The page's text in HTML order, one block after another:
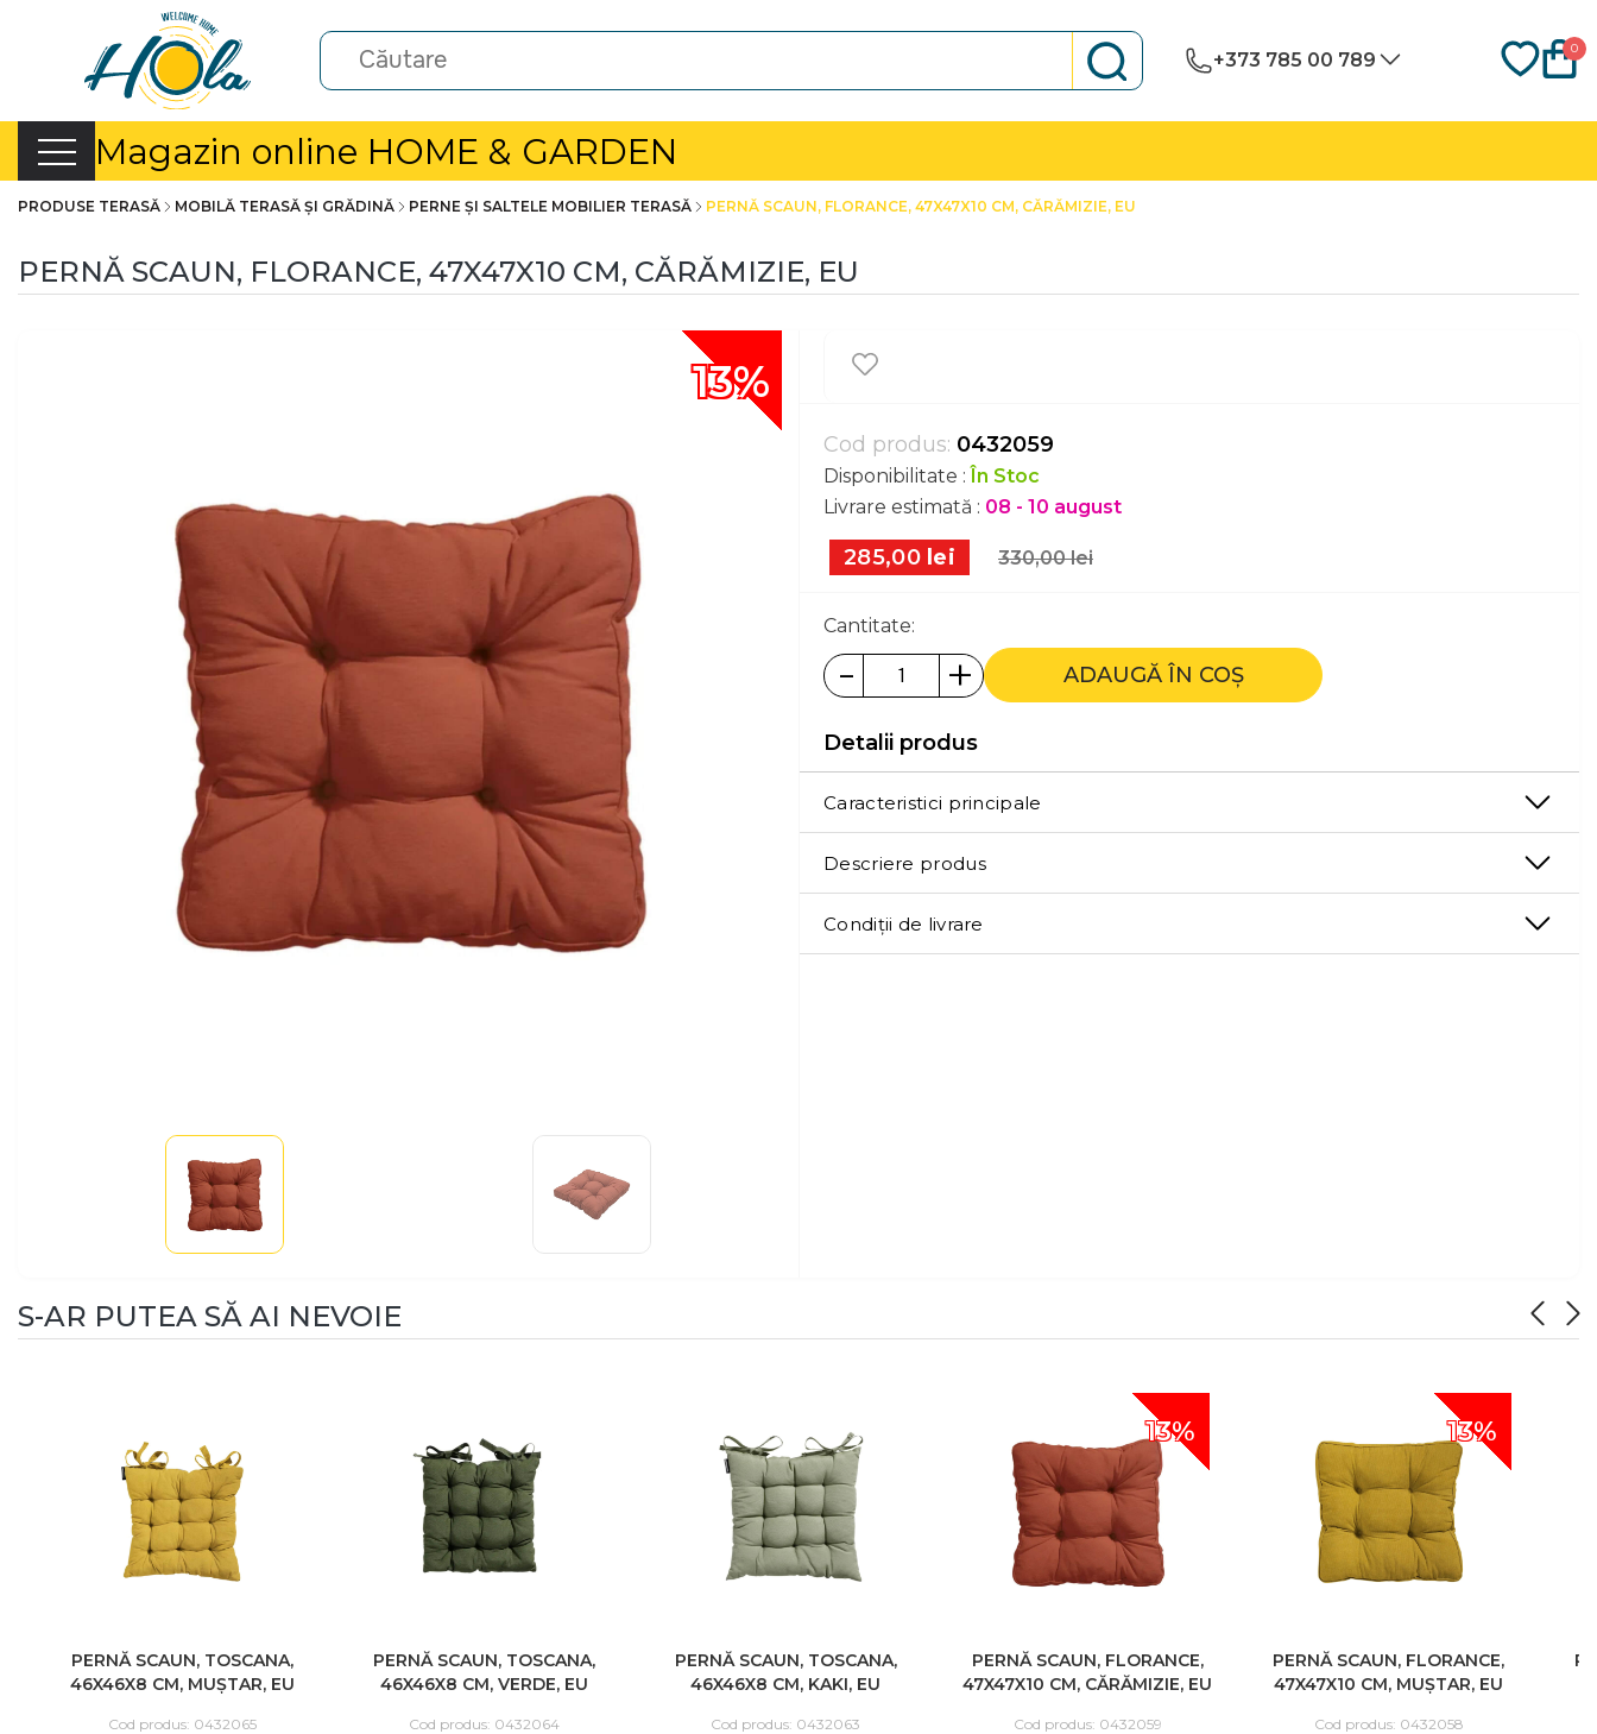
+373 785 00 789
0
Magazin online HOME & GARDEN
PRODUSE TERASĂ MOBILĂ TERASĂ ȘI GRĂDINĂ PERNE ȘI SALTELE MOBILIER TERASĂ PERNĂ SCAUN, FLORANCE, 47X47X10 CM, CĂRĂMIZIE, EU
PERNĂ SCAUN, FLORANCE, 47X47X10 CM, CĂRĂMIZIE, EU
13%
Cod produs: 0432059
Disponibilitate :În Stoc
Livrare estimată : 08 - 10 august
285,00lei 330,00lei
Cantitate:
- + ADAUGĂ ÎN COȘ
Detalii produs
Caracteristici principale
Descriere produs
Condiții de livrare
S-AR PUTEA SĂ AI NEVOIE
PERNĂ SCAUN, TOSCANA,
46X46X8 CM, MUȘTAR, EU
Cod produs: 0432065
PERNĂ SCAUN, TOSCANA,
46X46X8 CM, VERDE, EU
Cod produs: 0432064
PERNĂ SCAUN, TOSCANA,
46X46X8 CM, KAKI, EU
Cod produs: 0432063
13%
PERNĂ SCAUN, FLORANCE,
47X47X10 CM, CĂRĂMIZIE, EU
Cod produs: 0432059
13%
PERNĂ SCAUN, FLORANCE,
47X47X10 CM, MUȘTAR, EU
Cod produs: 0432058